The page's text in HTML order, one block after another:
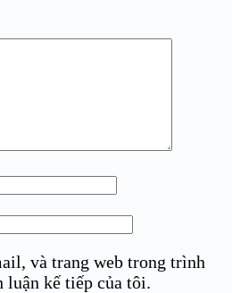
và trang web trong trình
luận kế tiếp của tôi.